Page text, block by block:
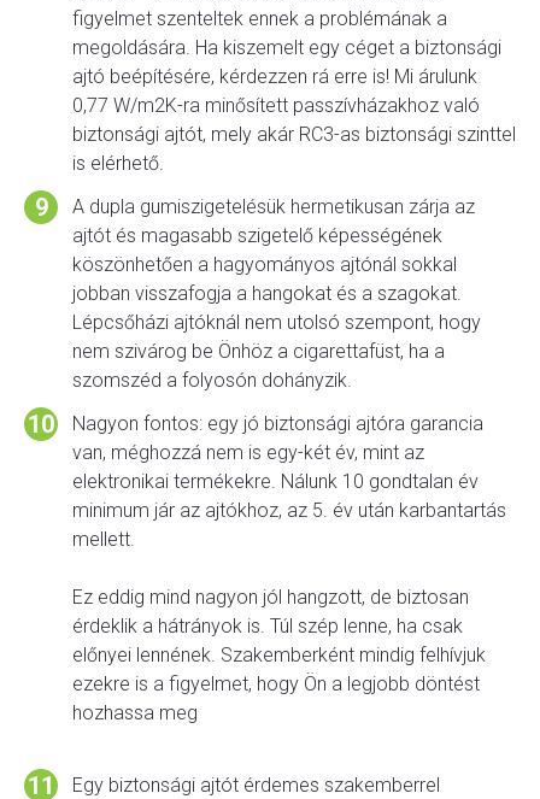
figyelmet szenteltek ennek a problémának a
megoldására. Ha kiszemelt egy céget a biztonsági
ajtó beépítésére, kérdezzen rá erre is! Mi árulunk
0,77 W/m2K-ra minősített passzívházakhoz való
biztonsági ajtót, mely akár RC3-as biztonsági szinttel
is elérhető.
A dupla gumiszigetelésük hermetikusan zárja az
ajtót és magasabb szigetelő képességének
köszönhetően a hagyományos ajtónál sokkal
jobban visszafogja a hangokat és a szagokat.
Lépcsőházi ajtóknál nem utolsó szempont, hogy
nem szivárog be Önhöz a cigarettafüst, ha a
szomszéd a folyosón dohányzik.
Nagyon fontos: egy jó biztonsági ajtóra garancia
van, méghozzá nem is egy-két év, mint az
elektronikai termékekre. Nálunk 10 gondtalan év
minimum jár az ajtókhoz, az 5. év után karbantartás
mellett.
Ez eddig mind nagyon jól hangzott, de biztosan
érdeklik a hátrányok is. Túl szép lenne, ha csak
előnyei lennének. Szakemberként mindig felhívjuk
ezekre is a figyelmet, hogy Ön a legjobb döntést
hozhassa meg
Egy biztonsági ajtót érdemes szakemberrel